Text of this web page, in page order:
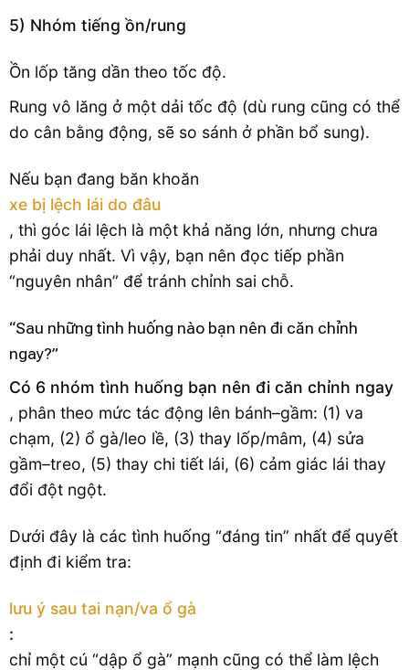
5) Nhóm tiếng ồn/rung
Ồn lốp tăng dần theo tốc độ.
Rung vô lăng ở một dải tốc độ (dù rung cũng có thể
do cân bằng động, sẽ so sánh ở phần bổ sung).
Nếu bạn đang băn khoăn
xe bị lệch lái do đâu
, thì góc lái lệch là một khả năng lớn, nhưng chưa
phải duy nhất. Vì vậy, bạn nên đọc tiếp phần
“nguyên nhân” để tránh chỉnh sai chỗ.
“Sau những tình huống nào bạn nên đi căn chỉnh
ngay?”
Có 6 nhóm tình huống bạn nên đi căn chỉnh ngay
, phân theo mức tác động lên bánh–gầm: (1) va
chạm, (2) ổ gà/leo lề, (3) thay lốp/mâm, (4) sửa
gầm–treo, (5) thay chi tiết lái, (6) cảm giác lái thay
đổi đột ngột.
Dưới đây là các tình huống “đáng tin” nhất để quyết
định đi kiểm tra:
lưu ý sau tai nạn/va ổ gà
:
chỉ một cú “dập ổ gà” mạnh cũng có thể làm lệch